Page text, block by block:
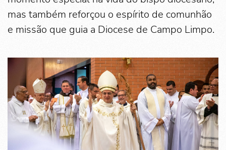
mas também reforçou o espírito de comunhão
e missão que guia a Diocese de Campo Limpo.